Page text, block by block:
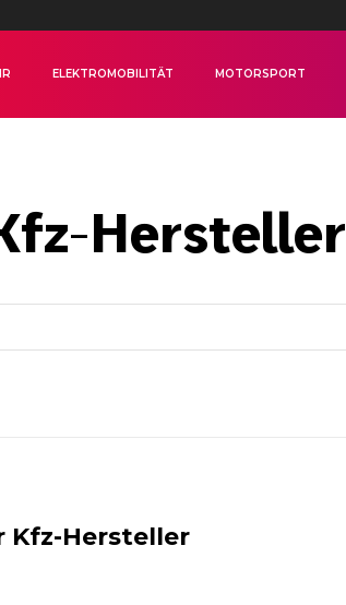
ELEKTROMOBILITÄT MOTORSPORT
Hersteller
Kfz-Hersteller